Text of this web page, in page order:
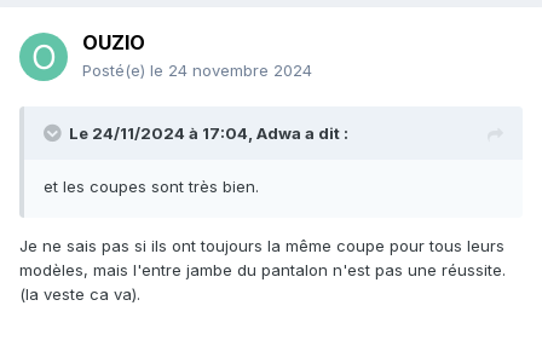
OUZIO
Posté(e) le 24 novembre 2024
Le 24/11/2024 à 17:04, Adwa a dit :
et les coupes sont très bien.
Je ne sais pas si ils ont toujours la même coupe pour tous leurs
modèles, mais l'entre jambe du pantalon n'est pas une réussite.
(la veste ca va).